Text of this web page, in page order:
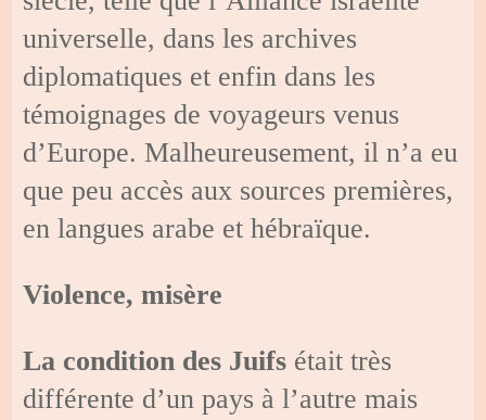
universelle, dans les archives
diplomatiques et enfin dans les
témoignages de voyageurs venus
d’Europe. Malheureusement, il n’a eu
que peu accès aux sources premières,
en langues arabe et hébraïque.
Violence, misère
La condition des Juifs était très
différente d’un pays à l’autre mais